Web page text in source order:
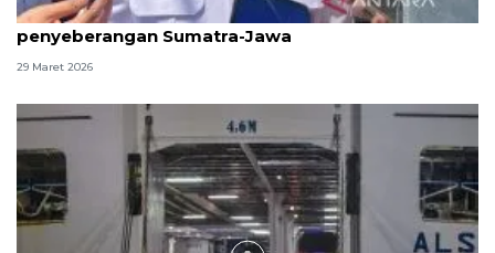
Menhub pastikan kelancaran arus balik
penyeberangan Sumatra-Jawa
29 Maret 2026